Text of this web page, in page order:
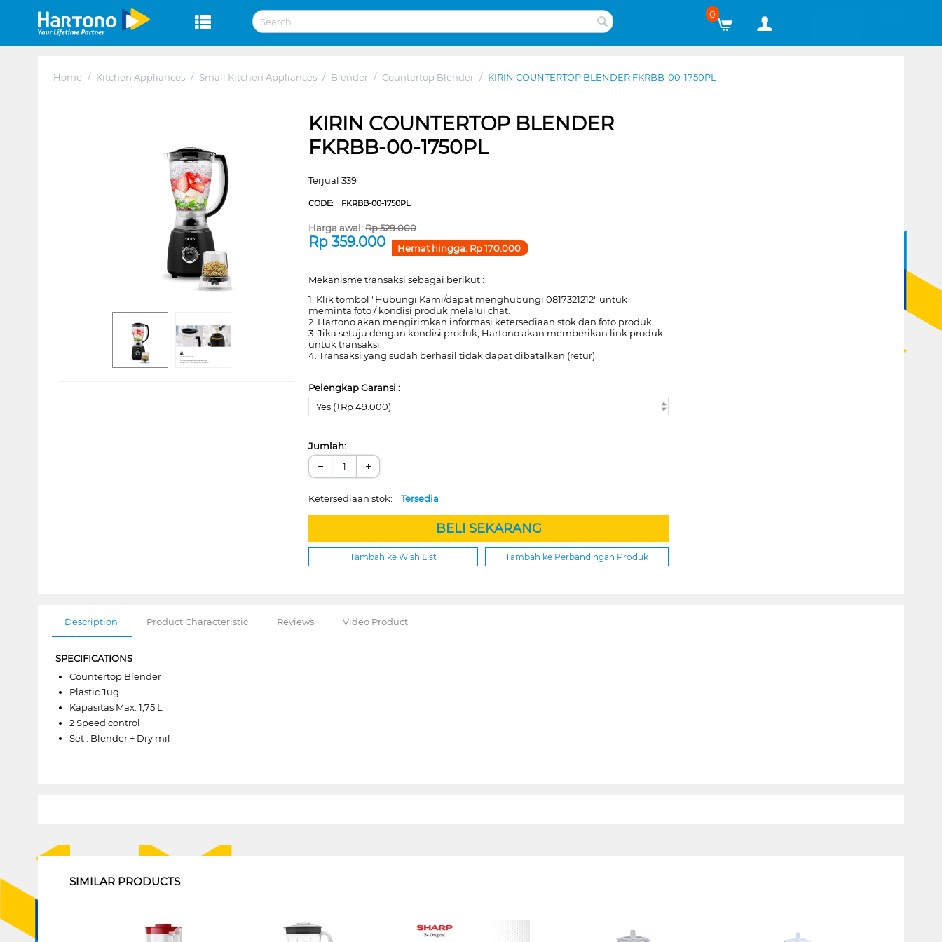
0
Home / Kitchen Appliances / Small Kitchen Appliances / Blender / Countertop Blender / KIRIN COUNTERTOP BLENDER FKRBB-00-1750PL
KIRIN COUNTERTOP BLENDER
FKRBB-00-1750PL
Terjual 339
CODE: FKRBB-00-1750PL
Harga awal:Rp529.000
Rp359.000 Hemat hingga: Rp170.000
Mekanisme transaksi sebagai berikut :
1. Klik tombol "Hubungi Kami/dapat menghubungi 0817321212" untuk
meminta foto / kondisi produk melalui chat.
2. Hartono akan mengirimkan informasi ketersediaan stok dan foto produk.
3. Jika setuju dengan kondisi produk, Hartono akan memberikan link produk
untuk transaksi.
4. Transaksi yang sudah berhasil tidak dapat dibatalkan (retur).
Pelengkap Garansi :
Yes (+Rp 49.000)
Jumlah:
− +
Ketersediaan stok:Tersedia
BELI SEKARANG
Tambah ke Wish List Tambah ke Perbandingan Produk
Description Product Characteristic Reviews Video Product
SPECIFICATIONS
Countertop Blender
Plastic Jug
Kapasitas Max: 1,75 L
2 Speed control
Set : Blender + Dry mil
SIMILAR PRODUCTS